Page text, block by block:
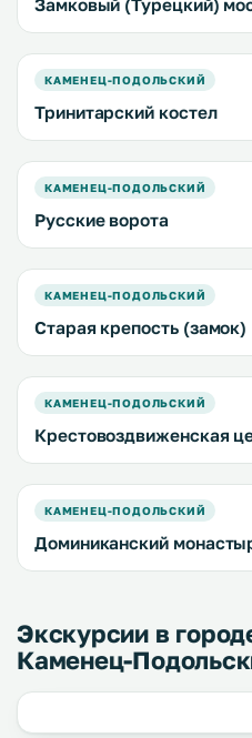
Замковый (Турецкий)
КАМЕНЕЦ-ПОДОЛЬСКИЙ
Тринитарский костел
КАМЕНЕЦ-ПОДОЛЬСКИЙ
Русские ворота
КАМЕНЕЦ-ПОДОЛЬСКИЙ
Старая крепость (замок)
КАМЕНЕЦ-ПОДОЛЬСКИЙ
Крестовоздвиженская
КАМЕНЕЦ-ПОДОЛЬСКИЙ
Доминиканский
Экскурсии в
Каменец-